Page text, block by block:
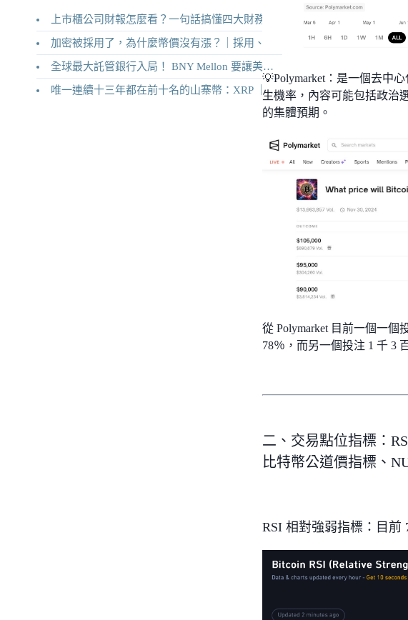
上市櫃公司財報怎麼看？一句話搞懂四大財務報表
加密被採用了，為什麼幣價沒有漲？｜採用、收入與代幣價值捕獲
全球最大託管銀行入局！ BNY Mellon 要讓美債交易 24/7 不打烊
唯一連續十三年都在前十名的山寨幣：XRP ｜Ripple 2026 介紹
💡Polymarket：是一個去中
生機率，內容可能包括政治
的集體預期。
從 Polymarket 目前一個一個
78％，而另一個投注 1 千 3
二、交易點位指標：
比特幣公道價指標、
RSI 相對強弱指標：目前